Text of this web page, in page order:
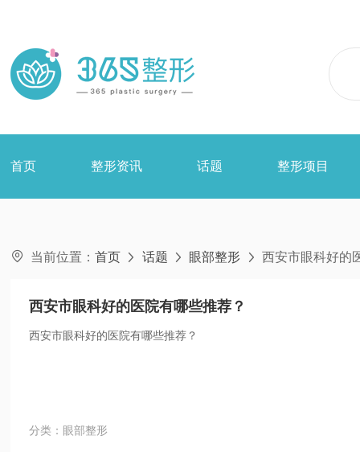
首页 整形资讯 话题 整形项目
 当前位置： 首页  话题  眼部整形  西安市眼科好的
西安市眼科好的医院有哪些推荐？
西安市眼科好的医院有哪些推荐？
分类：眼部整形